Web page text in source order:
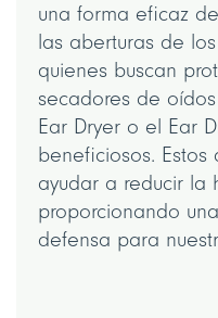
una forma eficaz
las aberturas de
quienes buscan
secadores de
Ear Dryer o el Ear
beneficiosos. Estos
ayudar a reducir la
proporcionando
defensa para